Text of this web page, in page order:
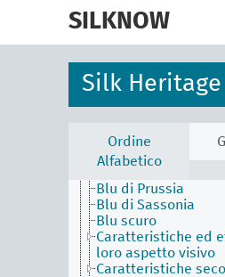
SILKNOW
Silk
Ordine
Alfabetico
Activities Facet (en)
Agents Facet (en)
Associated Concepts
Materials Facet (en)
Objects Facet (en)
Physical Attributes
Area ornamentale
Aurora
Blu di Prussia
Blu di Sassonia
Blu scuro
Caratteristiche ed
loro aspetto visivo
Caratteristiche